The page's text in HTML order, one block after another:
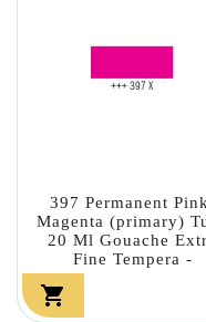
397 Permanent
Magenta (primary)
20 Ml Gouache
Fine Tempera -
